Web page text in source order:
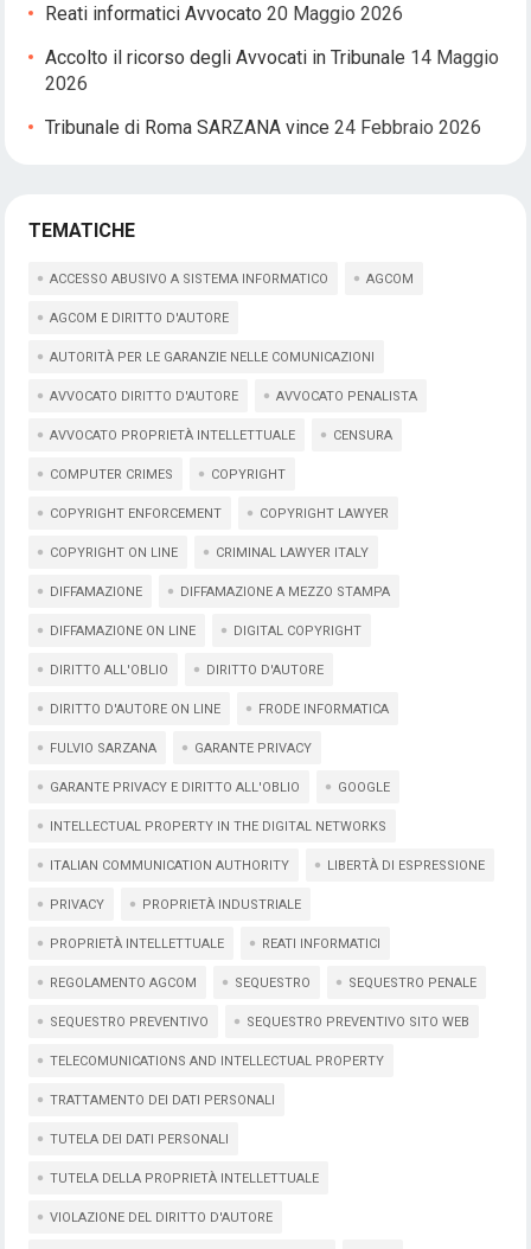
Reati informatici Avvocato 20 Maggio 2026
Accolto il ricorso degli Avvocati in Tribunale 14 Maggio
2026
Tribunale di Roma SARZANA vince 24 Febbraio 2026
TEMATICHE
ACCESSO ABUSIVO A SISTEMA INFORMATICO AGCOM
AGCOM E DIRITTO D'AUTORE
AUTORITÀ PER LE GARANZIE NELLE COMUNICAZIONI
AVVOCATO DIRITTO D'AUTORE AVVOCATO PENALISTA
AVVOCATO PROPRIETÀ INTELLETTUALE CENSURA
COMPUTER CRIMES COPYRIGHT
COPYRIGHT ENFORCEMENT COPYRIGHT LAWYER
COPYRIGHT ON LINE CRIMINAL LAWYER ITALY
DIFFAMAZIONE DIFFAMAZIONE A MEZZO STAMPA
DIFFAMAZIONE ON LINE DIGITAL COPYRIGHT
DIRITTO ALL'OBLIO DIRITTO D'AUTORE
DIRITTO D'AUTORE ON LINE FRODE INFORMATICA
FULVIO SARZANA GARANTE PRIVACY
GARANTE PRIVACY E DIRITTO ALL'OBLIO GOOGLE
INTELLECTUAL PROPERTY IN THE DIGITAL NETWORKS
ITALIAN COMMUNICATION AUTHORITY LIBERTÀ DI ESPRESSIONE
PRIVACY PROPRIETÀ INDUSTRIALE
PROPRIETÀ INTELLETTUALE REATI INFORMATICI
REGOLAMENTO AGCOM SEQUESTRO SEQUESTRO PENALE
SEQUESTRO PREVENTIVO SEQUESTRO PREVENTIVO SITO WEB
TELECOMUNICATIONS AND INTELLECTUAL PROPERTY
TRATTAMENTO DEI DATI PERSONALI
TUTELA DEI DATI PERSONALI
TUTELA DELLA PROPRIETÀ INTELLETTUALE
VIOLAZIONE DEL DIRITTO D'AUTORE